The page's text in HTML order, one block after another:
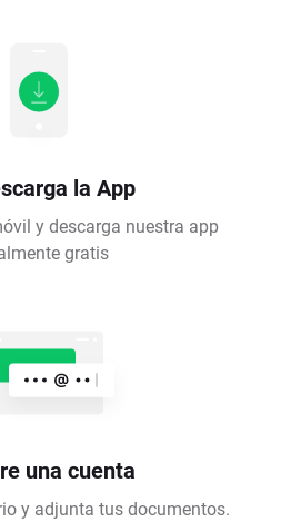
la App
y descarga nuestra app
gratis
una cuenta
y adjunta tus documentos.